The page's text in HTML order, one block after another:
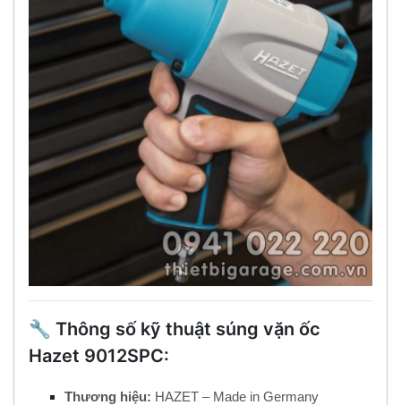
🔧 Thông số kỹ thuật súng vặn ốc
Hazet 9012SPC:
Thương hiệu: HAZET – Made in Germany